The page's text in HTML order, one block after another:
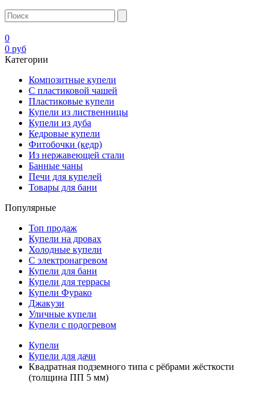
0
0 руб
Категории
Композитные купели
С пластиковой чашей
Пластиковые купели
Купели из лиственницы
Купели из дуба
Кедровые купели
Фитобочки (кедр)
Из нержавеющей стали
Банные чаны
Печи для купелей
Товары для бани
Популярные
Топ продаж
Купели на дровах
Холодные купели
С электронагревом
Купели для бани
Купели для террасы
Купели Фурако
Джакузи
Уличные купели
Купели с подогревом
Купели
Купели для дачи
Квадратная подземного типа с рёбрами жёсткости
(толщина ПП 5 мм)